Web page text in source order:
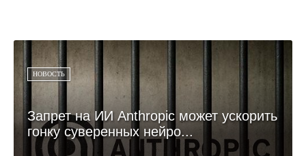
НОВОСТЬ
Запрет на ИИ Anthropic может ускорить
гонку суверенных нейро...